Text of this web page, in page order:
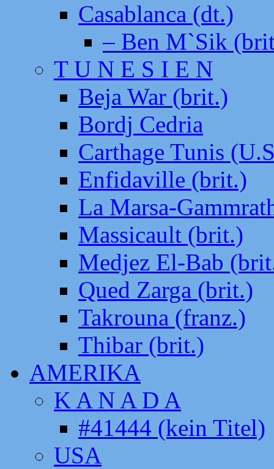
Casablanca (dt.)
– Ben M`Sik
T U N E S I E N
Beja War (brit.)
Bordj Cedria
Carthage Tunis
Enfidaville (brit.)
La Marsa-
Massicault (brit.)
Medjez El-Bab
Qued Zarga (brit.)
Takrouna (franz.)
Thibar (brit.)
AMERIKA
K A N A D A
#41444 (kein Titel)
USA